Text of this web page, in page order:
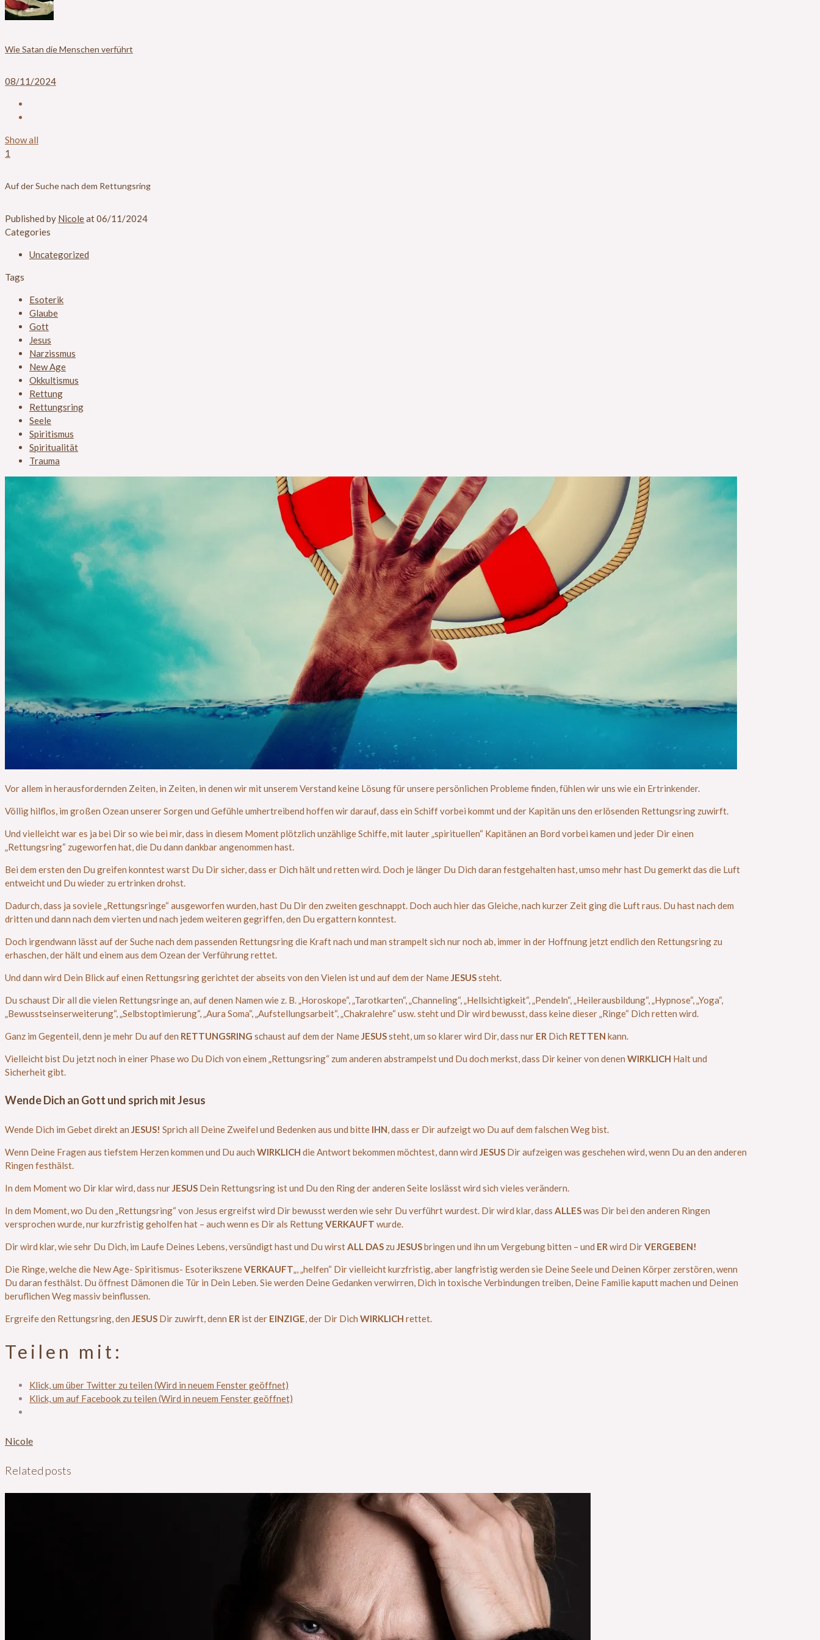
Wie Satan die Menschen verführt
08/11/2024
Show all
1
Auf der Suche nach dem Rettungsring
Published by Nicoleat06/11/2024
Categories
Uncategorized
Tags
Esoterik
Glaube
Gott
Jesus
Narzissmus
New Age
Okkultismus
Rettung
Rettungsring
Seele
Spiritismus
Spiritualität
Trauma
Vor allem in herausfordernden Zeiten, in Zeiten, in denen wir mit unserem Verstand keine Lösung für unsere persönlichen Probleme finden, fühlen wir uns wie ein Ertrinkender.
Völlig hilflos, im großen Ozean unserer Sorgen und Gefühle umhertreibend hoffen wir darauf, dass ein Schiff vorbei kommt und der Kapitän uns den erlösenden Rettungsring zuwirft.
Und vielleicht war es ja bei Dir so wie bei mir, dass in diesem Moment plötzlich unzählige Schiffe, mit lauter „spirituellen“ Kapitänen an Bord vorbei kamen und jeder Dir einen
„Rettungsring“ zugeworfen hat, die Du dann dankbar angenommen hast.
Bei dem ersten den Du greifen konntest warst Du Dir sicher, dass er Dich hält und retten wird. Doch je länger Du Dich daran festgehalten hast, umso mehr hast Du gemerkt das die Luft
entweicht und Du wieder zu ertrinken drohst.
Dadurch, dass ja soviele „Rettungsringe“ ausgeworfen wurden, hast Du Dir den zweiten geschnappt. Doch auch hier das Gleiche, nach kurzer Zeit ging die Luft raus. Du hast nach dem
dritten und dann nach dem vierten und nach jedem weiteren gegriffen, den Du ergattern konntest.
Doch irgendwann lässt auf der Suche nach dem passenden Rettungsring die Kraft nach und man strampelt sich nur noch ab, immer in der Hoffnung jetzt endlich den Rettungsring zu
erhaschen, der hält und einem aus dem Ozean der Verführung rettet.
Und dann wird Dein Blick auf einen Rettungsring gerichtet der abseits von den Vielen ist und auf dem der Name JESUSsteht.
Du schaust Dir all die vielen Rettungsringe an, auf denen Namen wie z. B. „Horoskope“, „Tarotkarten“, „Channeling“, „Hellsichtigkeit“, „Pendeln“, „Heilerausbildung“, „Hypnose“, „Yoga“,
„Bewusstseinserweiterung“, „Selbstoptimierung“, „Aura Soma“, „Aufstellungsarbeit“, „Chakralehre“ usw. steht und Dir wird bewusst, dass keine dieser „Ringe“ Dich retten wird.
Ganz im Gegenteil, denn je mehr Du auf den RETTUNGSRING schaust auf dem der Name JESUSsteht, um so klarer wird Dir, dass nur ER Dich RETTEN kann.
Vielleicht bist Du jetzt noch in einer Phase wo Du Dich von einem „Rettungsring“ zum anderen abstrampelst und Du doch merkst, dass Dir keiner von denen WIRKLICH Halt und
Sicherheit gibt.
Wende Dich an Gott und sprich mit Jesus
Wende Dich im Gebet direkt an JESUS! Sprich all Deine Zweifel und Bedenken aus und bitte IHN, dass er Dir aufzeigt wo Du auf dem falschen Weg bist.
Wenn Deine Fragen aus tiefstem Herzen kommen und Du auch WIRKLICH die Antwort bekommen möchtest, dann wird JESUS Dir aufzeigen was geschehen wird, wenn Du an den anderen
Ringen festhälst.
In dem Moment wo Dir klar wird, dass nurJESUS Dein Rettungsring ist und Du den Ring der anderen Seite loslässt wird sich vieles verändern.
In dem Moment, wo Du den „Rettungsring“ von Jesus ergreifst wird Dir bewusst werden wie sehr Du verführt wurdest. Dir wird klar, dass ALLESwas Dir bei den anderen Ringen
versprochen wurde, nur kurzfristig geholfen hat – auch wenn es Dir als RettungVERKAUFT wurde.
Dir wird klar, wie sehr Du Dich, im Laufe Deines Lebens, versündigt hast und Du wirstALL DAS zu JESUSbringen und ihn um Vergebung bitten – und ERwird DirVERGEBEN!
Die Ringe, welche die New Age- Spiritismus- EsoterikszeneVERKAUFT„, „helfen“ Dir vielleicht kurzfristig, aber langfristig werden sie Deine Seele und Deinen Körper zerstören, wenn
Du daran festhälst. Du öffnest Dämonen die Tür in Dein Leben. Sie werden Deine Gedanken verwirren, Dich in toxische Verbindungen treiben, Deine Familie kaputt machen und Deinen
beruflichen Weg massiv beinflussen.
Ergreife den Rettungsring, den JESUS Dir zuwirft, denn ER ist der EINZIGE, der Dir Dich WIRKLICH rettet.
Teilen mit:
Klick, um über Twitter zu teilen (Wird in neuem Fenster geöffnet)
Klick, um auf Facebook zu teilen (Wird in neuem Fenster geöffnet)
Nicole
Related posts